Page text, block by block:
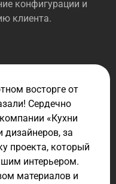
конфигурации и
клиента.
восторге от
Сердечно
«Кухни
дизайнеров, за
проекта, который
интерьером.
материалов и